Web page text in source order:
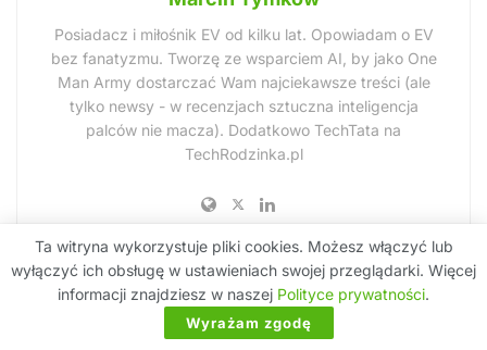
Posiadacz i miłośnik EV od kilku lat. Opowiadam o EV
bez fanatyzmu. Tworzę ze wsparciem AI, by jako One
Man Army dostarczać Wam najciekawsze treści (ale
tylko newsy - w recenzjach sztuczna inteligencja
palców nie macza). Dodatkowo TechTata na
TechRodzinka.pl
Ta witryna wykorzystuje pliki cookies. Możesz włączyć lub
wyłączyć ich obsługę w ustawieniach swojej przeglądarki. Więcej
informacji znajdziesz w naszej Polityce prywatności.
Wyrażam zgodę